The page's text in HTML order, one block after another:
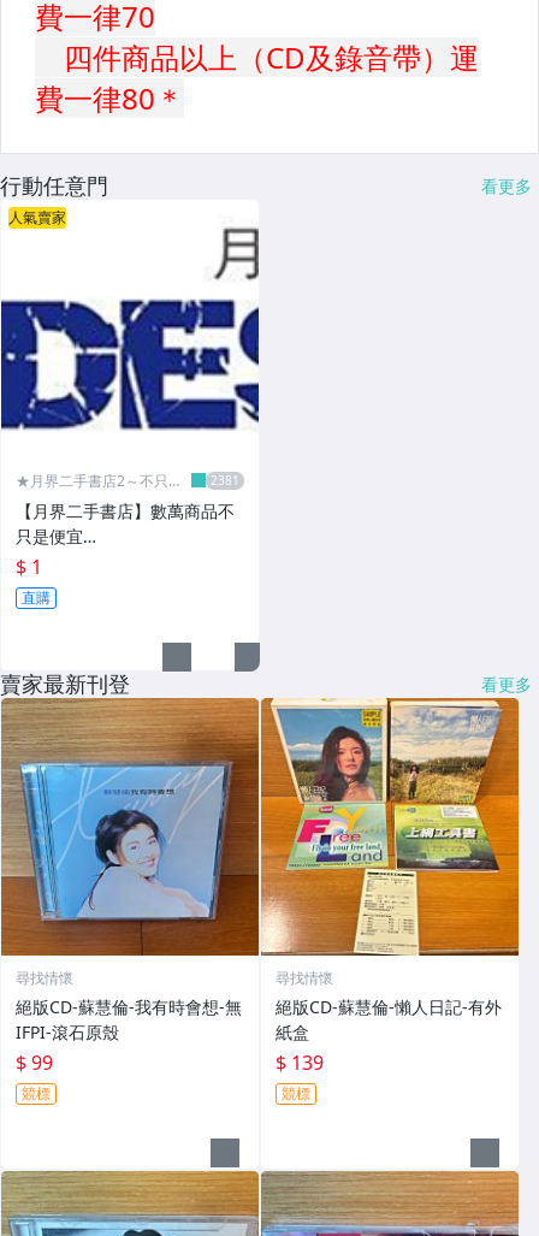
行動任意門 看更多
人氣賣家
★月界二手書店2～不只是
【月界二手書店】數萬商品不
只是便宜…
$ 1
直購
賣家最新刊登 看更多
尋找情懷
絕版CD-蘇慧倫-我有時會想-無
IFPI-滾石原殼
$ 99
競標
尋找情懷
絕版CD-蘇慧倫-懶人日記-有外
紙盒
$ 139
競標